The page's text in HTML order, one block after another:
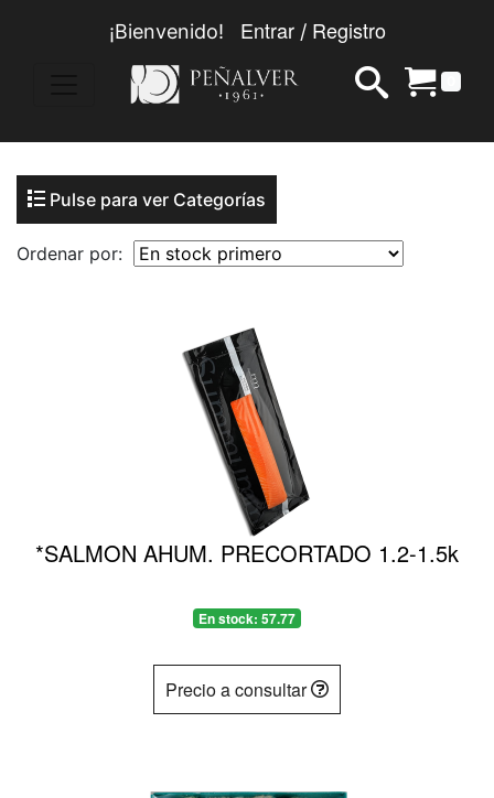
¡Bienvenido! Entrar/ Registro
Pulse para ver Categorías
Ordenar por:
*SALMON AHUM. PRECORTADO 1.2-1.5k
En stock: 57.77
Precio a consultar